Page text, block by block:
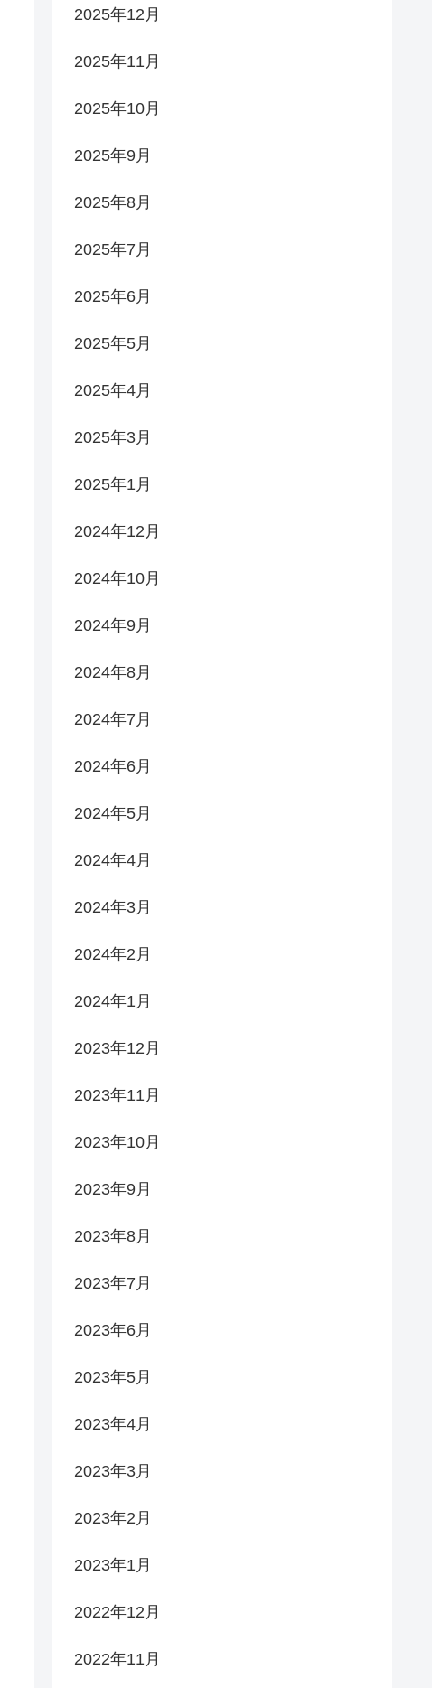
2025年12月
2025年11月
2025年10月
2025年9月
2025年8月
2025年7月
2025年6月
2025年5月
2025年4月
2025年3月
2025年1月
2024年12月
2024年10月
2024年9月
2024年8月
2024年7月
2024年6月
2024年5月
2024年4月
2024年3月
2024年2月
2024年1月
2023年12月
2023年11月
2023年10月
2023年9月
2023年8月
2023年7月
2023年6月
2023年5月
2023年4月
2023年3月
2023年2月
2023年1月
2022年12月
2022年11月